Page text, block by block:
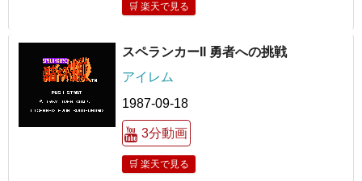
🛒 楽天で見る
スペランカーII 勇者への挑戦
アイレム
1987-09-18
3分動画
🛒 楽天で見る